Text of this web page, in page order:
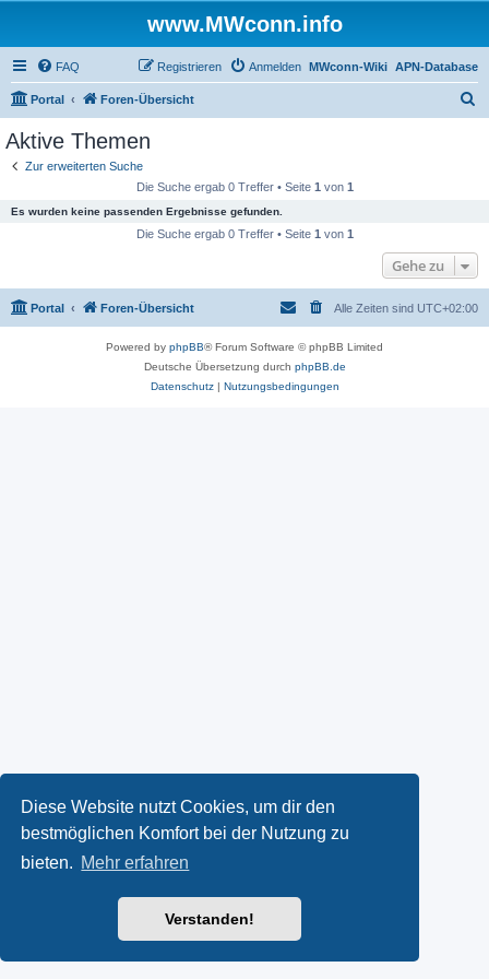
Diese Website nutzt Cookies, um dir den
bestmöglichen Komfort bei der Nutzung zu
bieten. Mehr erfahren
Verstanden!
www.MWconn.info
FAQ APN-Database
MWconn-Wiki
Anmelden
Registrieren
Portal Foren-Übersicht
Aktive Themen
Zur erweiterten Suche
Die Suche ergab 0 Treffer • Seite 1 von 1
Es wurden keine passenden Ergebnisse gefunden.
Die Suche ergab 0 Treffer • Seite 1 von 1
Gehe zu
Portal Foren-Übersicht Alle Zeiten sind UTC+02:00
Powered by phpBB® Forum Software © phpBB Limited
Deutsche Übersetzung durch phpBB.de
Datenschutz| Nutzungsbedingungen